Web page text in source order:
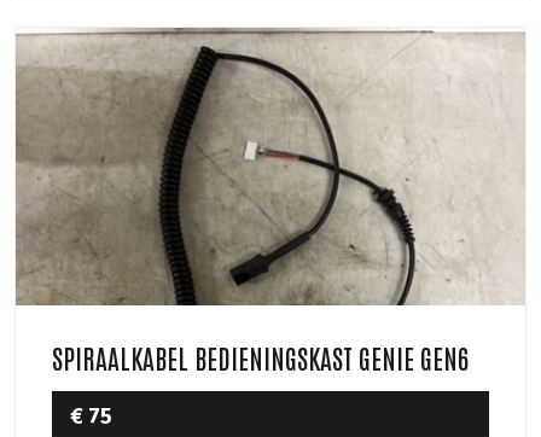
SPIRAALKABEL BEDIENINGSKAST GENIE GEN6
€ 75